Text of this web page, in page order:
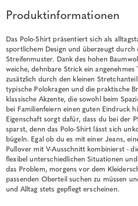
Produktinformationen
Das Polo-Shirt präsentiert sich als
sportlichem Design und überzeugt durch
Streifenmuster. Dank des hohen
weiche, dehnbare Strick ein angenehmes
zusätzlich durch den kleinen
typische Polokragen und die praktische
klassische Akzente, die sowohl beim
bei Familienfeiern einen guten Eindruck
Eigenschaft sorgt dafür, dass du bei der
sparst, denn das Polo-Shirt lässt sich
bügeln. Egal ob du es mit einer Jeans,
Pullover mit V-Ausschnitt kombinierst -
flexibel unterschiedlichen Situationen
das Problem, morgens vor dem
passenden Oberteil suchen zu müssen
und Alltag stets gepflegt erscheinen.